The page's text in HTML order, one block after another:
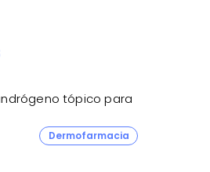
tópico para
Dermofarmacia